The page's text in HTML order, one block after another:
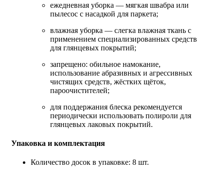
ежедневная уборка — мягкая швабра или
пылесос с насадкой для паркета;
влажная уборка — слегка влажная ткань с
применением специализированных средств
для глянцевых покрытий;
запрещено: обильное намокание,
использование абразивных и агрессивных
чистящих средств, жёстких щёток,
пароочистителей;
для поддержания блеска рекомендуется
периодически использовать полироли для
глянцевых лаковых покрытий.
Упаковка и комплектация
Количество досок в упаковке: 8 шт.